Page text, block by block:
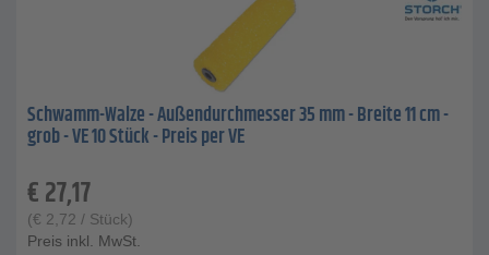
Schwamm-Walze - Außendurchmesser 35 mm - Breite 11 cm -
grob - VE 10 Stück - Preis per VE
€27,17
(€ 2,72 / Stück)
Preis inkl. MwSt.